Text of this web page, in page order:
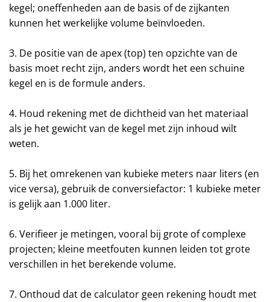
kegel; oneffenheden aan de basis of de zijkanten
kunnen het werkelijke volume beïnvloeden.
3. De positie van de apex (top) ten opzichte van de
basis moet recht zijn, anders wordt het een schuine
kegel en is de formule anders.
4. Houd rekening met de dichtheid van het materiaal
als je het gewicht van de kegel met zijn inhoud wilt
weten.
5. Bij het omrekenen van kubieke meters naar liters (en
vice versa), gebruik de conversiefactor: 1 kubieke meter
is gelijk aan 1.000 liter.
6. Verifieer je metingen, vooral bij grote of complexe
projecten; kleine meetfouten kunnen leiden tot grote
verschillen in het berekende volume.
7. Onthoud dat de calculator geen rekening houdt met